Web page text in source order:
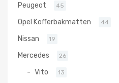
Peugeot 45
Opel Kofferbakmatten 44
Nissan 19
Mercedes 26
Vito 13